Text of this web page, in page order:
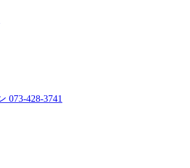
073-428-3741